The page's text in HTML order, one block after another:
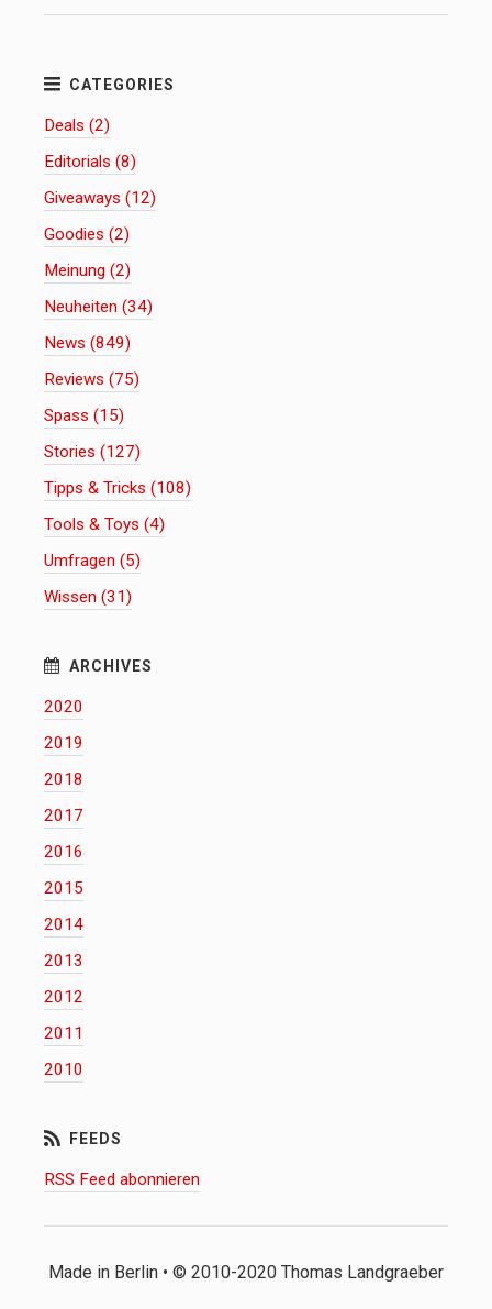
Deals (2)
Editorials (8)
Giveaways (12)
Goodies (2)
Meinung (2)
Neuheiten (34)
News (849)
Reviews (75)
Spass (15)
Stories (127)
Tipps & Tricks (108)
Tools & Toys (4)
Umfragen (5)
Wissen (31)
2020
2019
2018
2017
2016
2015
2014
2013
2012
2011
2010
RSS Feed abonnieren
Made in Berlin • © 2010-2020 Thomas Landgraeber